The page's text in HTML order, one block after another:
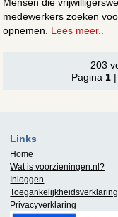
medewerkers zoeken
opnemen. Lees meer..
203
Pagina 1 |
Links
Home
Wat is voorzieningen.nl?
Inloggen
Toegankelijkheidsverklaring
Privacyverklaring